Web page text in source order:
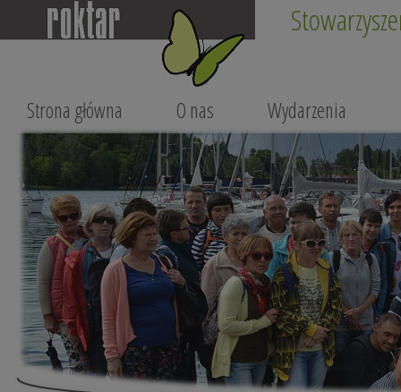
Strona główna O nas Wydarzenia